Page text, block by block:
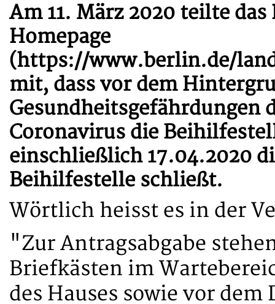
Am 11. März 2020 teilte
Homepage
(https://www.berlin.de/
mit, dass vor dem
Gesundheitsgefährdungen
Coronavirus die
einschließlich 17.04.2020
Beihilfestelle schließt.
Wörtlich heisst es in der
"Zur Antragsabgabe
Briefkästen im
des Hauses sowie vor